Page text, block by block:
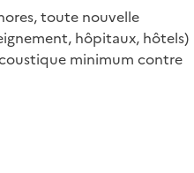
toute nouvelle
hôpitaux, hôtels)
minimum contre